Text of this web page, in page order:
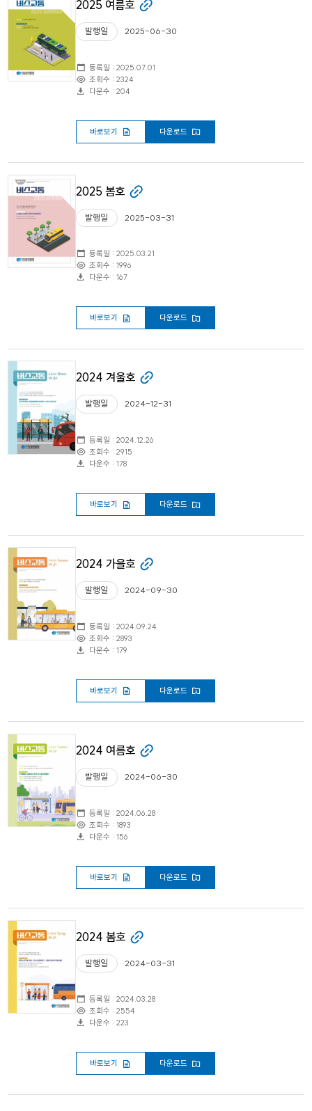
2025 여름호
발행일 2025-06-30
등록일 : 2025.07.01
조회수 : 2324
다운수 : 204
바로보기 다운로드
2025 봄호
발행일 2025-03-31
등록일 : 2025.03.21
조회수 : 1996
다운수 : 167
바로보기 다운로드
2024 겨울호
발행일 2024-12-31
등록일 : 2024.12.26
조회수 : 2915
다운수 : 178
바로보기 다운로드
2024 가을호
발행일 2024-09-30
등록일 : 2024.09.24
조회수 : 2893
다운수 : 179
바로보기 다운로드
2024 여름호
발행일 2024-06-30
등록일 : 2024.06.28
조회수 : 1893
다운수 : 156
바로보기 다운로드
2024 봄호
발행일 2024-03-31
등록일 : 2024.03.28
조회수 : 2554
다운수 : 223
바로보기 다운로드